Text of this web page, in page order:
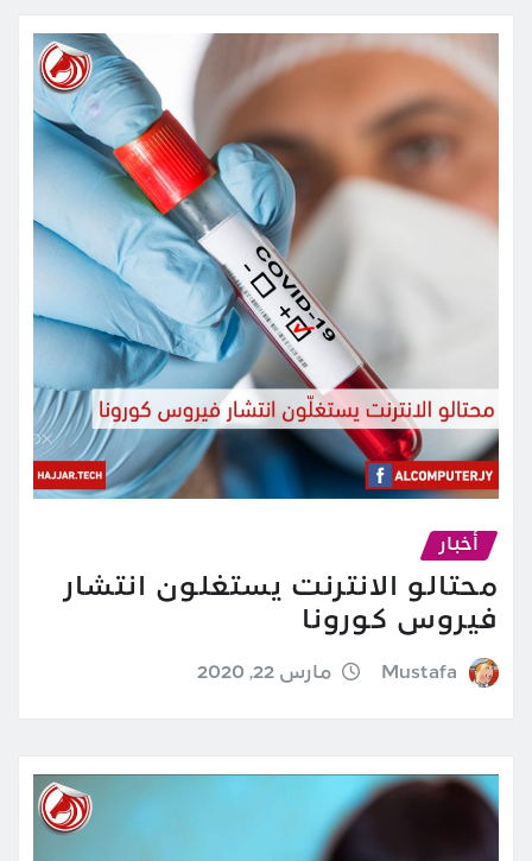
أخبار
محتالو الانترنت يستغلون انتشار
فيروس كورونا
Mustafa مارس 22, 2020